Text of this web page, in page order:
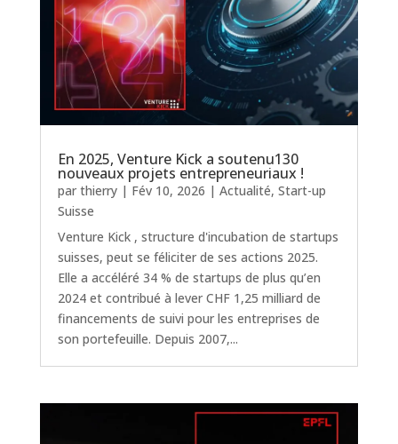
En 2025, Venture Kick a soutenu130
nouveaux projets entrepreneuriaux !
par thierry| Fév 10, 2026 | Actualité, Start-up
Suisse
Venture Kick , structure d'incubation de startups
suisses, peut se féliciter de ses actions 2025.
Elle a accéléré 34 % de startups de plus qu’en
2024 et contribué à lever CHF 1,25 milliard de
financements de suivi pour les entreprises de
son portefeuille. Depuis 2007,...